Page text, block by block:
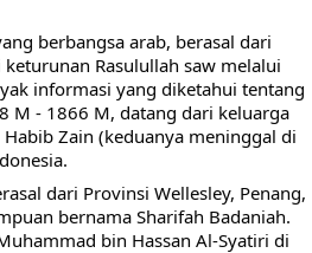
berbangsa arab, berasal dari
Rasulullah saw melalui
informasi yang diketahui tentang
M - 1866 M, datang dari keluarga
Zain (keduanya meninggal di
dari Provinsi Wellesley, Penang,
bernama Sharifah Badaniah.
bin Hassan Al-Syatiri di